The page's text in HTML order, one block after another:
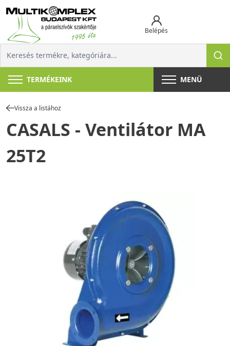
Belépés
TERMÉKEINK MENÜ
Vissza a listához
CASALS - Ventilátor MA
25T2